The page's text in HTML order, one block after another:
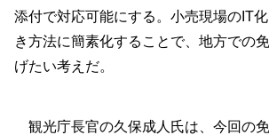
添付で対応可能にする。小売現場のIT
き方法に簡素化することで、地方での
げたい考えだ。
観光庁長官の久保成人氏は、今回の